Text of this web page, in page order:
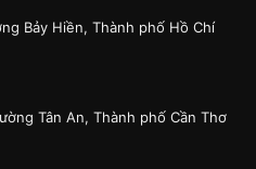
Bảy Hiền, Thành phố Hồ Chí
Tân An, Thành phố Cần Thơ